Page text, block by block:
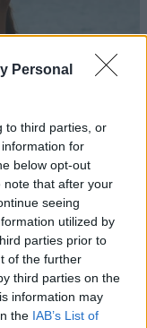
Personal
to third parties, or
for
below opt-out
note that after your
seeing
utilized by
parties prior to
of the further
third parties on the
information may
the IAB’s List of
στις
που